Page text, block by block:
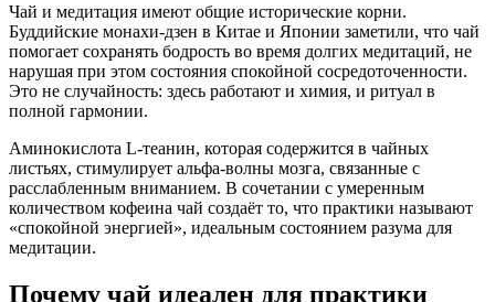
Чай и медитация имеют общие исторические корни.
Буддийские монахи-дзен в Китае и Японии заметили, что чай
помогает сохранять бодрость во время долгих медитаций, не
нарушая при этом состояния спокойной сосредоточенности.
Это не случайность: здесь работают и химия, и ритуал в
полной гармонии.
Аминокислота L-теанин, которая содержится в чайных
листьях, стимулирует альфа-волны мозга, связанные с
расслабленным вниманием. В сочетании с умеренным
количеством кофеина чай создаёт то, что практики называют
«спокойной энергией», идеальным состоянием разума для
медитации.
Почему чай идеален для практики